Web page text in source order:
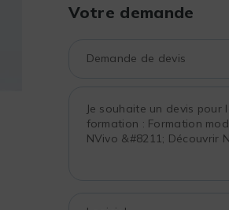
Votre demande